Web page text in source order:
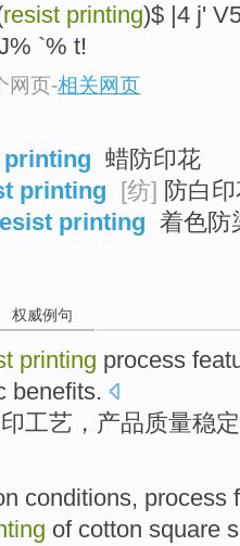
resist printing)$ |4 j'
`% t!
网页-相关网页
蜡防印花
printing [纺] 防白
printing 着色防
权威例句
printing process
benefits.
印工艺 ， 产品质量稳定
conditions, process
of cotton square